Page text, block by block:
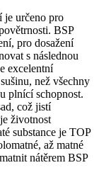
je určeno pro
BSP
pro dosažení
s následnou
excelentní
než všechny
plnící schopnost.
což jistí
životnost
substance je TOP
až matné
nátěrem BSP